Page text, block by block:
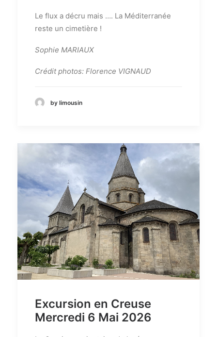
Le flux a décru mais …. La Méditerranée
reste un cimetière !
Sophie MARIAUX
Crédit photos: Florence VIGNAUD
by limousin
Excursion en Creuse
Mercredi 6 Mai 2026